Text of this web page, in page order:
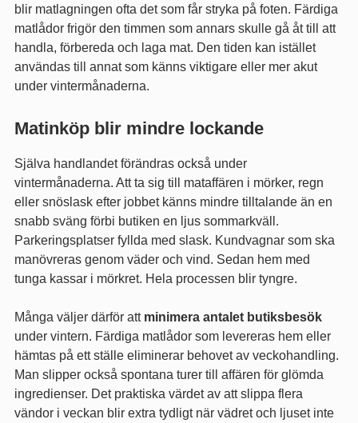
blir matlagningen ofta det som får stryka på foten. Färdiga
matlådor frigör den timmen som annars skulle gå åt till att
handla, förbereda och laga mat. Den tiden kan istället
användas till annat som känns viktigare eller mer akut
under vintermånaderna.
Matinköp blir mindre lockande
Själva handlandet förändras också under
vintermånaderna. Att ta sig till mataffären i mörker, regn
eller snöslask efter jobbet känns mindre tilltalande än en
snabb sväng förbi butiken en ljus sommarkväll.
Parkeringsplatser fyllda med slask. Kundvagnar som ska
manövreras genom väder och vind. Sedan hem med
tunga kassar i mörkret. Hela processen blir tyngre.
Många väljer därför att minimera antalet butiksbesök
under vintern. Färdiga matlådor som levereras hem eller
hämtas på ett ställe eliminerar behovet av veckohandling.
Man slipper också spontana turer till affären för glömda
ingredienser. Det praktiska värdet av att slippa flera
vändor i veckan blir extra tydligt när vädret och ljuset inte